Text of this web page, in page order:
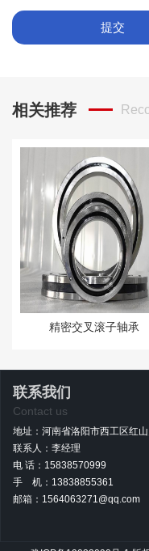
提交
相关推荐
精密交叉滚子轴承
联系我们
Contact us
地址：河南省洛阳市西工区红
联系人：李经理
电 话：15838570999
手 机：13838855361
邮箱：1564063271@qq.com